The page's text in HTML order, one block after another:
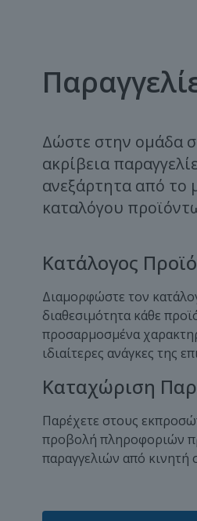
Δώστε στην ομάδα
ακρίβεια
ανεξάρτητα από το
καταλόγου
Κατάλογος
Διαμορφώστε τον
διαθεσιμότητα κάθε
προσαρμοσμένα
ιδιαίτερες ανάγκες της
Καταχώριση
Παρέχετε στους
προβολή πληροφοριών
παραγγελιών από κινητή